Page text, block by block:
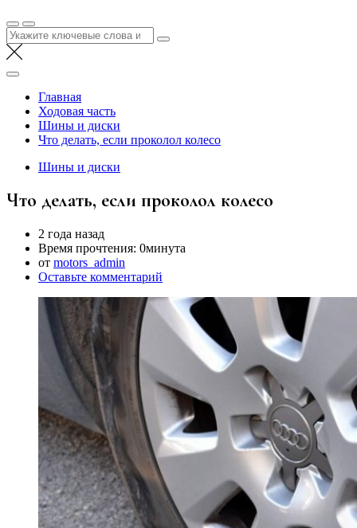
Найти:
Главная
Ходовая часть
Шины и диски
Что делать, если проколол колесо
Шины и диски
Что делать, если проколол колесо
2 года назад
Время прочтения: 0минута
от motors_admin
Оставьте комментарий